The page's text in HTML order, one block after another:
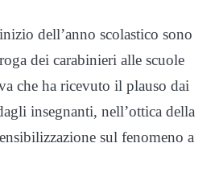
dell’anno scolastico sono
dei carabinieri alle scuole
che ha ricevuto il plauso dai
insegnanti, nell’ottica della
sul fenomeno a